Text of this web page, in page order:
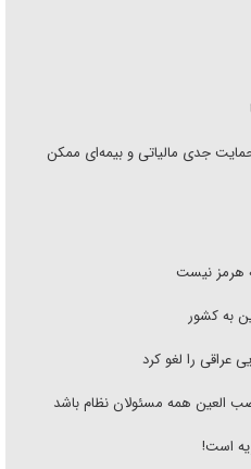
جدی مالیاتی و بیمه‌ای ممکن
هرمز نیست
عراقی را لغو کرد
العین همه مسئولان نظام باشد
است!